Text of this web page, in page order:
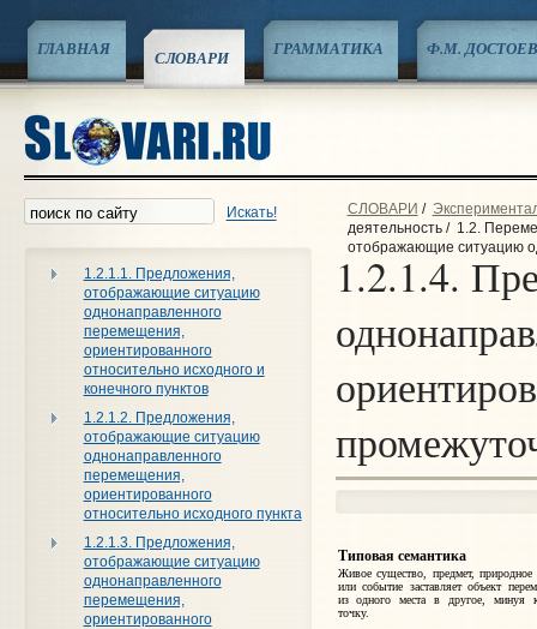
ГЛАВНАЯ СЛОВАРИ ГРАММАТИКА Ф.М.
Искать!
1.2.1.1. Предложения,
отображающие ситуацию
однонаправленного
перемещения,
ориентированного
относительно исходного и
конечного пунктов
1.2.1.2. Предложения,
отображающие ситуацию
однонаправленного
перемещения,
ориентированного
относительно исходного пункта
1.2.1.3. Предложения,
отображающие ситуацию
однонаправленного
перемещения,
ориентированного
СЛОВАРИ /
деятельность/ 1.2.
отображающие ситуацию
1.2.1.4.
Типовая семантика
Живое существо, предмет, природное
или событие заставляет объект
из одногоместа в другое, минуя
точку.